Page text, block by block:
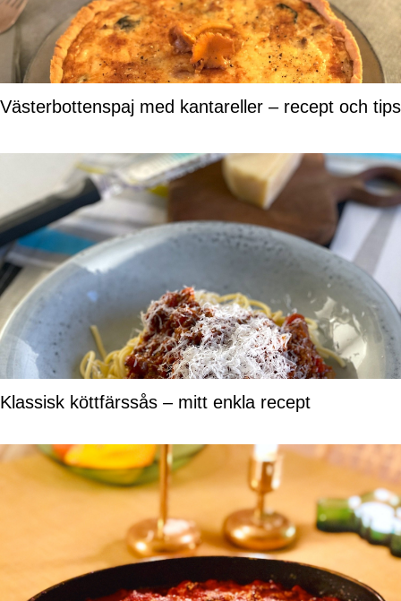
Västerbottenspaj med kantareller – recept och tips
Klassisk köttfärssås – mitt enkla recept